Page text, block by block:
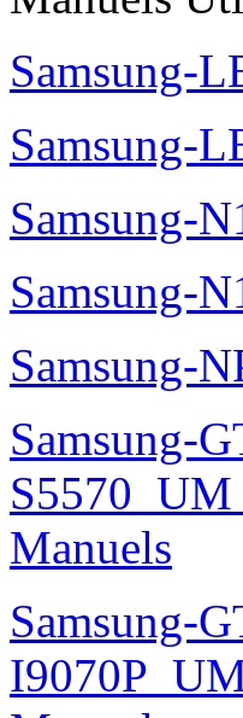
Samsung-
Samsung-
Samsung-
Samsung-
Samsung-
Samsung-
Manuels
Samsung-